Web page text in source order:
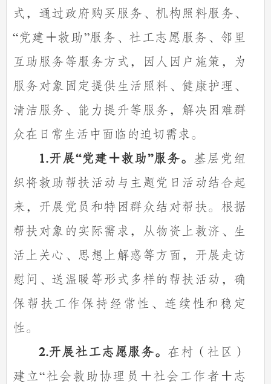
式，通过政府购买服务、机构照料服务、
“党建＋救助”服务、社工志愿服务、邻里
互助服务等服务方式，因人因户施策，为
服务对象固定提供生活照料、健康护理、
清洁服务、能力提升等服务，解决困难群
众在日常生活中面临的迫切需求。
1.开展“党建＋救助”服务。 基层党组
织将救助帮扶活动与主题党日活动结合起
来，开展党员和特困群众结对帮扶。根据
帮扶对象的实际需求，从物资上救济、生
活上关心、思想上解惑等方面，开展走访
慰问、送温暖等形式多样的帮扶活动，确
保帮扶工作保持经常性、连续性和稳定
性。
2.开展社工志愿服务。 在村（社区）
建立“社会救助协理员＋社会工作者＋志